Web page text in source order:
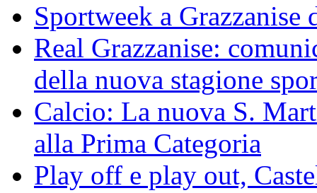
Sportweek a
Real Grazzanise:
della nuova stagione
Calcio: La nuova S.
alla Prima Categoria
Play off e play out,